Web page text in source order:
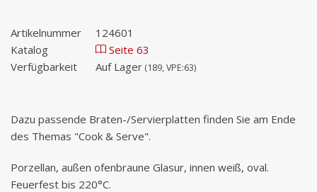
Artikelnummer
124601
Katalog
Seite 63
Verfügbarkeit
Auf Lager (189, VPE:63)
Dazu passende Braten-/Servierplatten finden Sie am Ende
des Themas "Cook & Serve".
Porzellan, außen ofenbraune Glasur, innen weiß, oval.
Feuerfest bis 220°C.